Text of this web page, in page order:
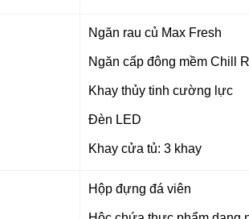
Ngăn rau củ Max Fresh
Ngăn cấp đông mềm Chill
Khay thủy tinh cường lực
Đèn LED
Khay cửa tủ: 3 khay
Hộp đựng đá viên